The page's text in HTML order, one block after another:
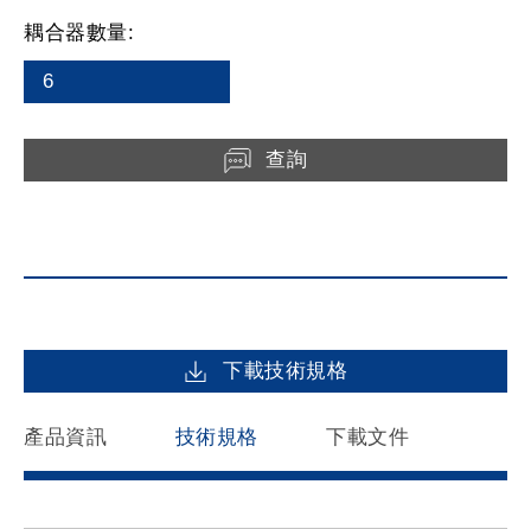
耦合器數量:
6
查詢
下載技術規格
產品資訊 技術規格 下載文件